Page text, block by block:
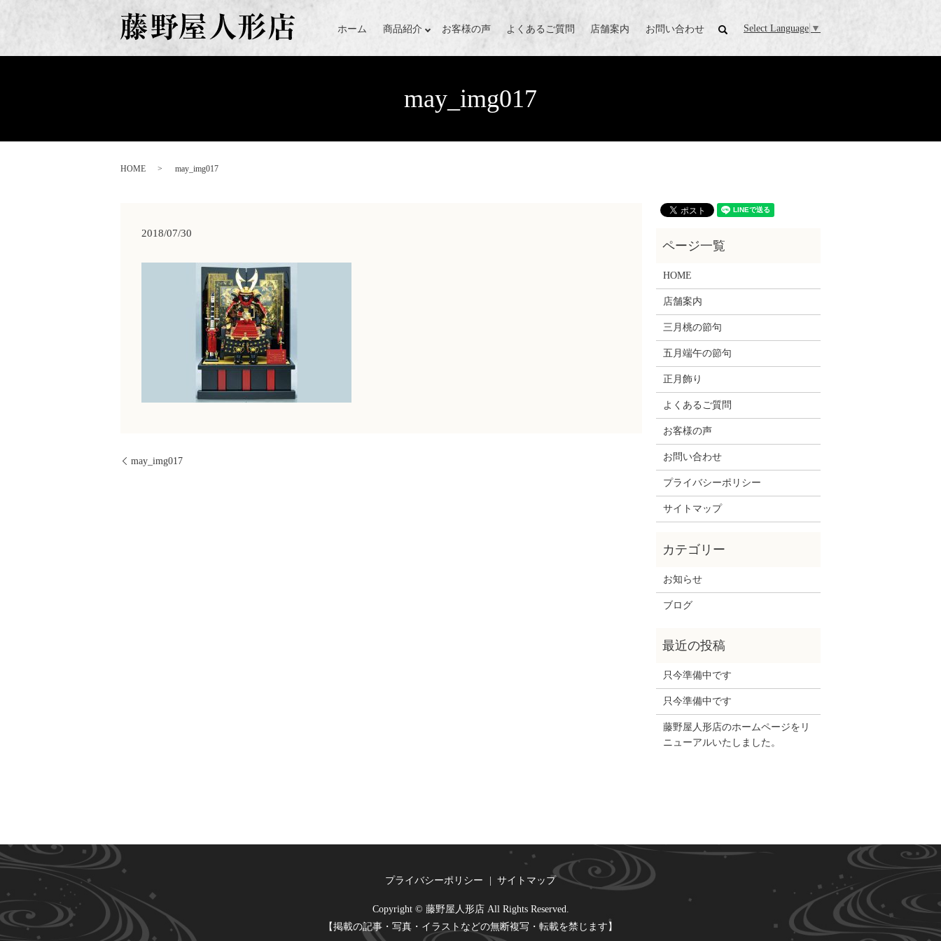
Select Language ▼
ホーム 商品紹介 お客様の声 よくあるご質問 店舗案内 お問い合わせ search
may_img017
HOME may_img017
2018/07/30
may_img017
HOME
店舗案内
三月桃の節句
五月端午の節句
正月飾り
よくあるご質問
お客様の声
お問い合わせ
プライバシーポリシー
サイトマップ
お知らせ
ブログ
只今準備中です
只今準備中です
藤野屋人形店のホームページをリ
ニューアルいたしました。
プライバシーポリシー サイトマップ
Copyright © 藤野屋人形店 All Rights Reserved.
【掲載の記事・写真・イラストなどの無断複写・転載を禁じます】